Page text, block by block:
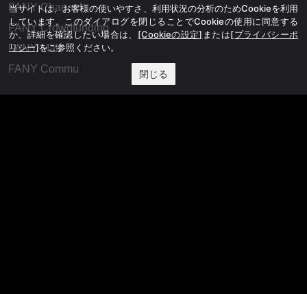
FANY Channel
FANY Crowdfunding
FANY Mall
FANY Commu
当サイトは、お客様の使いやすさ、利用状況の分析のためCookieを利用
しています。このダイアログを閉じることでCookieの使用に同意する
か、詳細を確認したい場合は、 [Cookieの設定] または[プライバシーポ
リシー]をご参照ください。
閉じる